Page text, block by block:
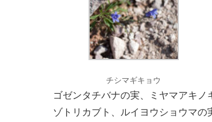
チシマギキョウ
ゴゼンタチバナの実、ミヤマアキ
ゾトリカブト、ルイヨウショウマ